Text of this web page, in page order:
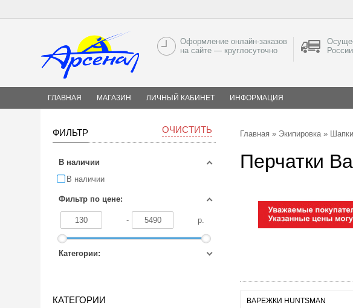
Оформление онлайн-заказов
на сайте — круглосуточно
России
ГЛАВНАЯ МАГАЗИН ЛИЧНЫЙ КАБИНЕТ ИНФОРМАЦИЯ
ФИЛЬТР ОЧИСТИТЬ
В наличии
В наличии
Фильтр по цене:
- р.
Категории:
КАТЕГОРИИ
Главная » Экипировка»
Перчатки
ВАРЕЖКИ HUNTSMAN